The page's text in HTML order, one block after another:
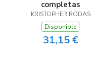
completas
KRISTOPHER RODAS
Disponible
31,15 €